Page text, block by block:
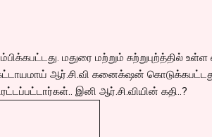
மதுரை மற்றும் சுற்றுபுற்த்தில் உள்ள
ஆர்.சி.வி கனைக்‌ஷன்
இனி ஆர்.சி.வியின் கதி..?